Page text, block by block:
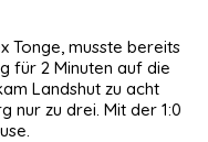
Tonge, musste bereits
für 2 Minuten auf die
Landshut zu acht
nur zu drei. Mit der 1:0